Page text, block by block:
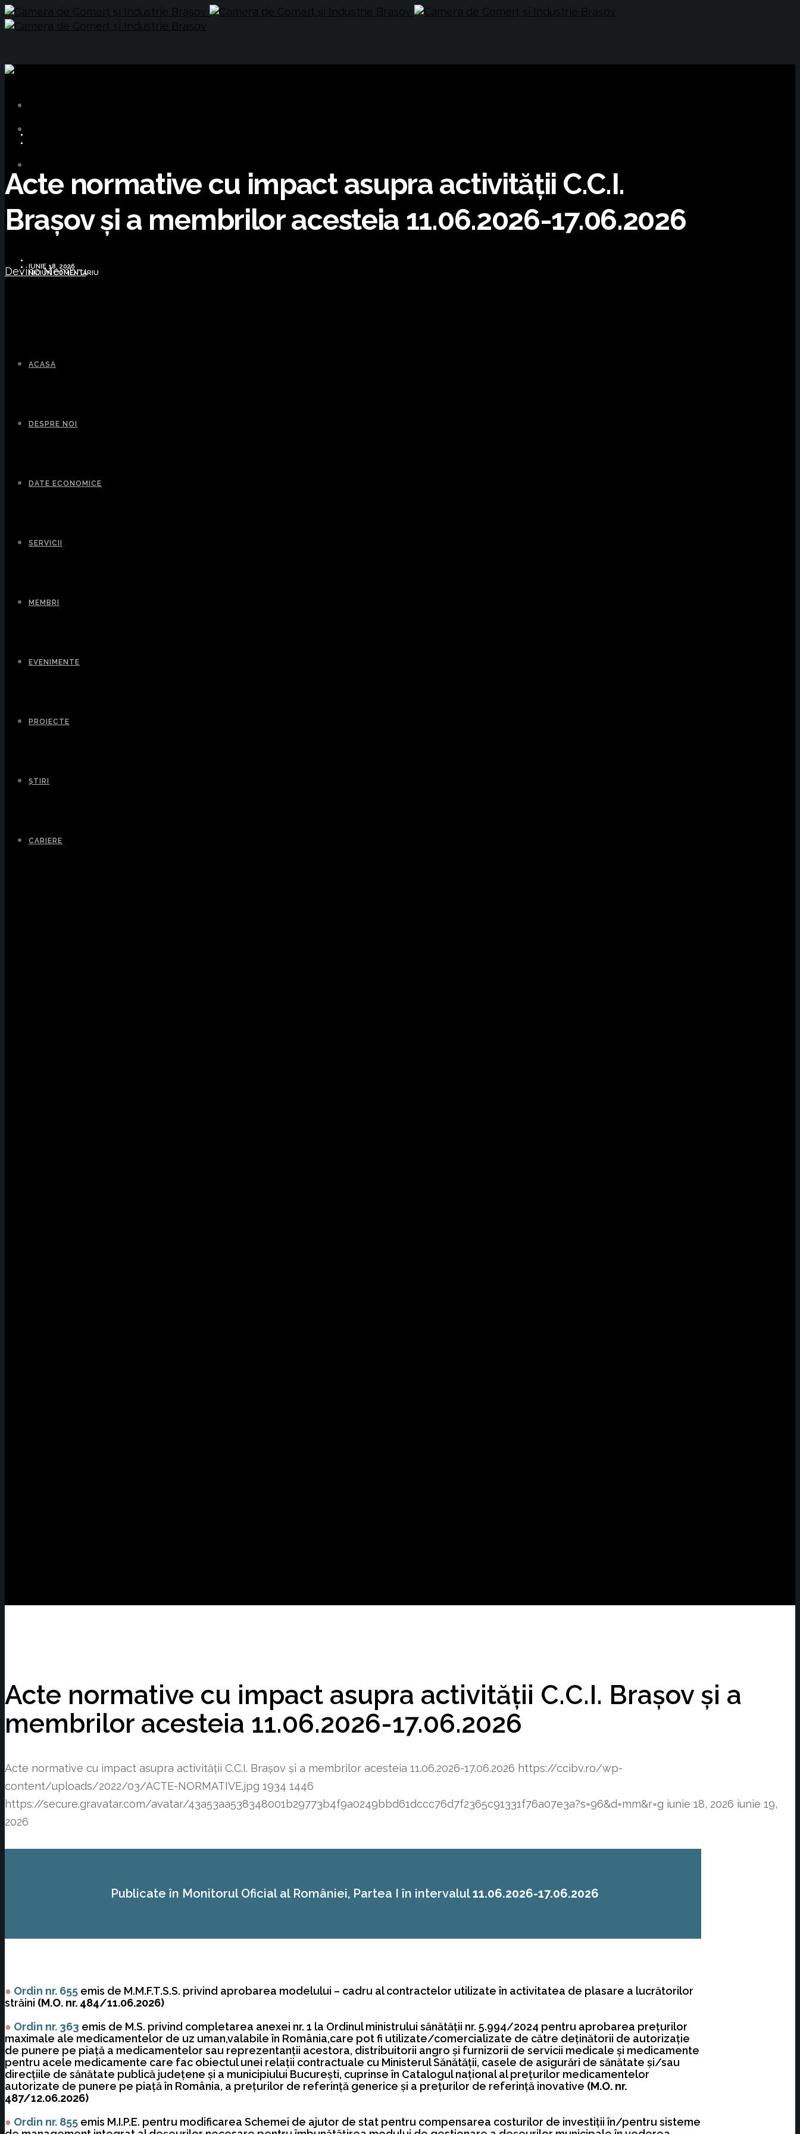
Devino Membru
ACASA
DESPRE NOI
DATE ECONOMICE
SERVICII
MEMBRI
EVENIMENTE
PROIECTE
ȘTIRI
CARIERE
Acte normative cu impact asupra activității C.C.I.
Brașov și a membrilor acesteia 11.06.2026-17.06.2026
IUNIE 18, 2026
NICIUN COMENTARIU
Acte normative cu impact asupra activității C.C.I. Brașov și a
membrilor acesteia 11.06.2026-17.06.2026
Acte normative cu impact asupra activității C.C.I. Brașov și a membrilor acesteia 11.06.2026-17.06.2026 https://ccibv.ro/wp-
content/uploads/2022/03/ACTE-NORMATIVE.jpg 1934 1446
https://secure.gravatar.com/avatar/43a53aa538348001b29773b4f9a0249bbd61dccc76d7f2365c91331f76a07e3a?s=96&d=mm&r=g iunie 18, 2026 iunie 19,
2026
Publicate în Monitorul Oficial al României, Partea I în intervalul11.06.2026-17.06.2026
● Ordin nr. 655 emis de M.M.F.T.S.S. privind aprobarea modelului – cadru al contractelor utilizate în activitatea de plasare a lucrătorilor
străini (M.O. nr. 484/11.06.2026)
● Ordin nr. 363 emis de M.S. privind completarea anexei nr. 1 la Ordinul ministrului sănătăţii nr. 5.994/2024 pentru aprobarea preţurilor
maximale ale medicamentelor de uz uman,valabile în România,care pot fi utilizate/comercializate de către deţinătorii de autorizaţie
de punere pe piaţă a medicamentelor sau reprezentanţii acestora, distribuitorii angro şi furnizorii de servicii medicale şi medicamente
pentru acele medicamente care fac obiectul unei relaţii contractuale cu Ministerul Sănătăţii, casele de asigurări de sănătate şi/sau
direcţiile de sănătate publică judeţene şi a municipiului Bucureşti, cuprinse în Catalogul naţional al preţurilor medicamentelor
autorizate de punere pe piaţă în România, a preţurilor de referinţă generice şi a preţurilor de referinţă inovative (M.O. nr.
487/12.06.2026)
● Ordin nr. 855 emis M.I.P.E. pentru modificarea Schemei de ajutor de stat pentru compensarea costurilor de investiții în/pentru sisteme